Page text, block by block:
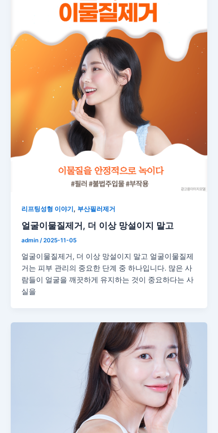
리프팅성형 이야기, 부산필러제거
얼굴이물질제거, 더 이상 망설이지 말고
admin/2025-11-05
얼굴이물질제거, 더 이상 망설이지 말고 얼굴이물질제
거는 피부 관리의 중요한 단계 중 하나입니다. 많은 사
람들이 얼굴을 깨끗하게 유지하는 것이 중요하다는 사
실을